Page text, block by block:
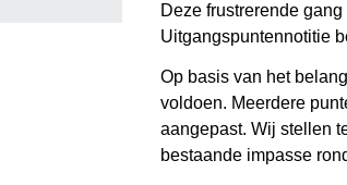
Deze frustrerende
Uitgangspuntennotitie
Op basis van het
voldoen. Meerdere
aangepast. Wij stellen
bestaande impasse